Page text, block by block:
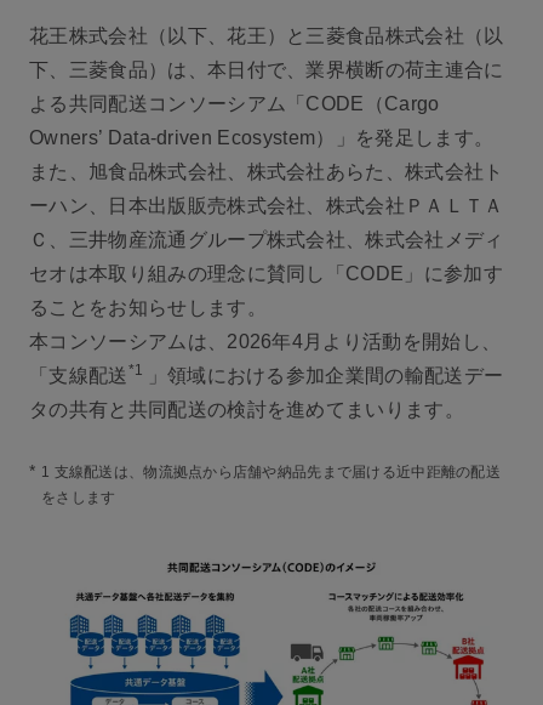
花王株式会社（以下、花王）と三菱食品株式会社（以
下、三菱食品）は、本日付で、業界横断の荷主連合に
よる共同配送コンソーシアム「CODE（Cargo
Owners’ Data-driven Ecosystem）」を発足します。
また、旭食品株式会社、株式会社あらた、株式会社ト
ーハン、日本出版販売株式会社、株式会社ＰＡＬＴＡ
Ｃ、三井物産流通グループ株式会社、株式会社メディ
セオは本取り組みの理念に賛同し「CODE」に参加す
ることをお知らせします。
本コンソーシアムは、2026年4月より活動を開始し、
「支線配送 *1
」領域における参加企業間の輸配送デー
タの共有と共同配送の検討を進めてまいります。
* 1 支線配送は、物流拠点から店舗や納品先まで届ける近中距離の配送
をさします